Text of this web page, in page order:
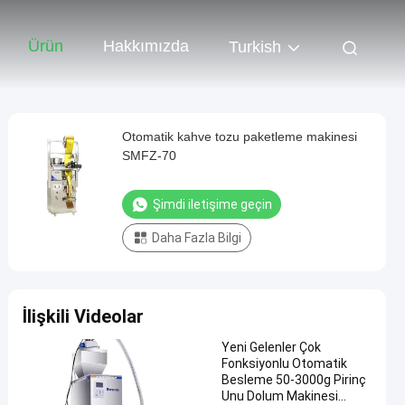
Ürün Hakkımızda Turkish
Otomatik kahve tozu paketleme makinesi
SMFZ-70
Şimdi iletişime geçin
Daha Fazla Bilgi
İlişkili Videolar
Yeni Gelenler Çok
Fonksiyonlu Otomatik
Besleme 50-3000g Pirinç
Unu Dolum Makinesi